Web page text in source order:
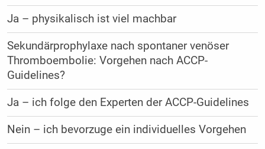
Ja – physikalisch ist viel machbar
Sekundärprophylaxe nach spontaner venöser
Thromboembolie: Vorgehen nach ACCP-
Guidelines?
Ja – ich folge den Experten der ACCP-Guidelines
Nein – ich bevorzuge ein individuelles Vorgehen